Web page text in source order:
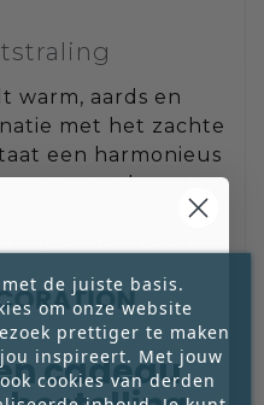
warm, aards en
met het zachte
een harmonieus
maar draagt.
mooi op daglicht
de juiste basis.
om onze website
prettiger te maken
inspireert. Met jouw
cookies van derden
cadeau